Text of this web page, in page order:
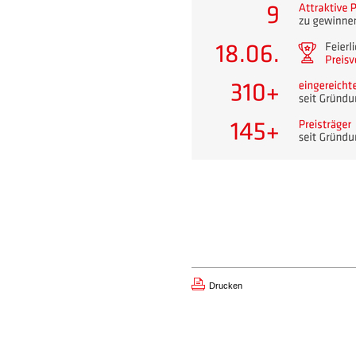
Drucken